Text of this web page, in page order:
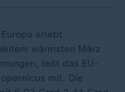
erlebt
wärmsten März
teilt das EU-
mit. Die